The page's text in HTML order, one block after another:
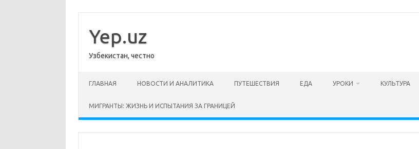
содержимому
Yep.uz
Узбекистан, честно
ГЛАВНАЯ НОВОСТИ И АНАЛИТИКА ПУТЕШЕСТВИЯ ЕДА УРОКИ КУЛЬТУРА
МИГРАНТЫ: ЖИЗНЬ И ИСПЫТАНИЯ ЗА ГРАНИЦЕЙ